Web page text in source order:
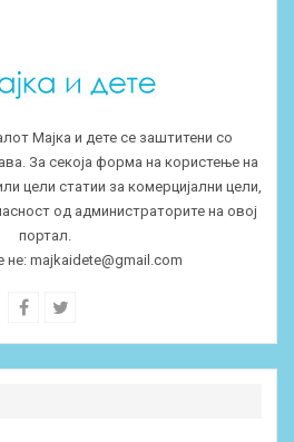
Мајка и дете се заштитени со
За секоја форма на користење на
цели статии за комерцијални цели,
од администраторите на овој
портал.
не:majkaidete@gmail.com